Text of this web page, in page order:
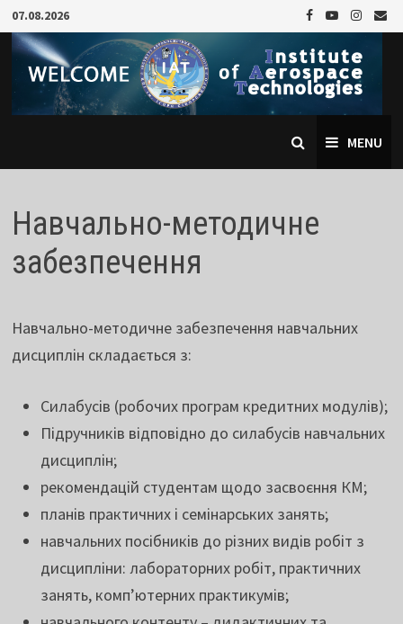
Skip
to
content
07.08.2026
MENU
Навчально-методичне
забезпечення
Навчально-методичне забезпечення навчальних
дисциплін складається з:
Силабусів (робочих програм кредитних модулів);
Підручників відповідно до силабусів навчальних
дисциплін;
рекомендацій студентам щодо засвоєння КМ;
планів практичних і семінарських занять;
навчальних посібників до різних видів робіт з
дисципліни: лабораторних робіт, практичних
занять, комп’ютерних практикумів;